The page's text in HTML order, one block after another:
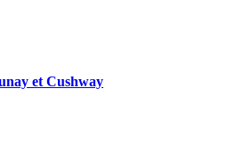
et Cushway